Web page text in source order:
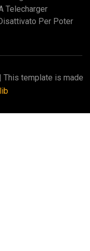
Telecharger
Per Poter
template is made